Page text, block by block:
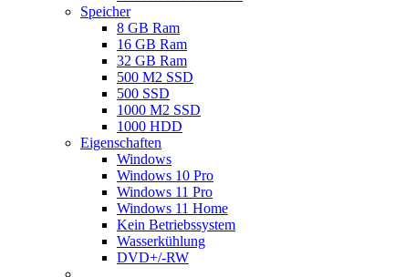
Speicher
8 GB Ram
16 GB Ram
32 GB Ram
500 M2 SSD
500 SSD
1000 M2 SSD
1000 HDD
Eigenschaften
Windows
Windows 10 Pro
Windows 11 Pro
Windows 11 Home
Kein Betriebssystem
Wasserkühlung
DVD+/-RW